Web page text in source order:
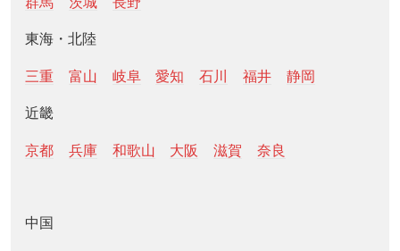
東海・北陸
三重 富山 岐阜 愛知 石川 福井 静岡
近畿
京都 兵庫 和歌山 大阪 滋賀 奈良
中国